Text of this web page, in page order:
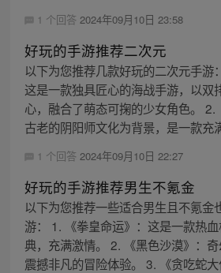
1 个回答 2024年09月10日 23:58
好玩的手游推荐二次元
以下为您推荐几款好玩的二次元手游
这是一款独具匠心的海战手游，以双
心，融合了萌态可掬的少女角色。 2.
古老的阴阳师文化为背景，是一款充
1 个回答 2024年09月10日 22:27
好玩的手游推荐男生不氪金
以下为您推荐一些适合男生且不氪金
游： 1. 《拳皇命运》：这是一款热
典，充满激情。 2. 《黑色沙漠》：
震撼非凡的冒险体验。 3. 《贪吃蛇